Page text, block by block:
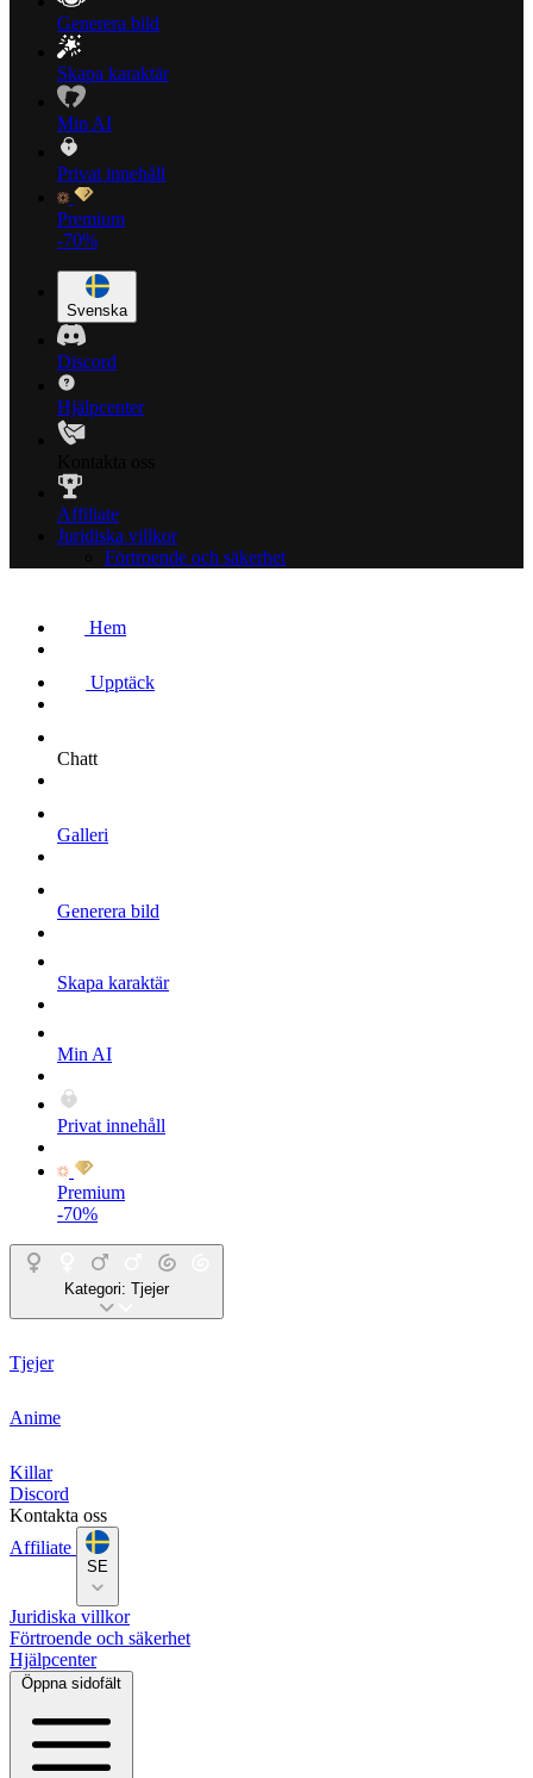
Generera bild
Skapa karaktär
Min AI
Privat innehåll
Premium
-70%
Svenska
Discord
Hjälpcenter
Affiliate
Juridiska villkor
Förtroende och säkerhet
Hem
Upptäck
Chatt
Galleri
Generera bild
Skapa karaktär
Min AI
Privat innehåll
Premium
-70%
Kategori: Tjejer
Tjejer
Anime
Killar
Discord
Kontakta oss
Affiliate
SE
Juridiska villkor
Förtroende och säkerhet
Hjälpcenter
Öppna sidofält